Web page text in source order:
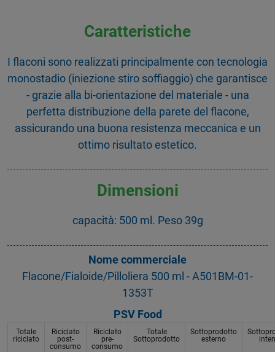
Caratteristiche
I flaconi sono realizzati principalmente con tecnologia
monostadio (iniezione stiro soffiaggio) che garantisce
- grazie alla bi-orientazione del materiale - una
perfetta distribuzione della parete del flacone,
assicurando una buona resistenza meccanica e un
ottimo risultato estetico.
Dimensioni
capacità: 500 ml. Peso 39g
Nome commerciale
Flacone/Fialoide/Pilloliera 500 ml - A501BM-01-
1353T
PSV Food
Totale
riciclato
Riciclato
post-
consumo
Riciclato
pre-
consumo
Totale
Sottoprodotto
Sottoprodotto
esterno